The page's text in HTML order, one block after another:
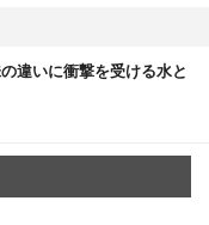
違いに衝撃を受ける水と